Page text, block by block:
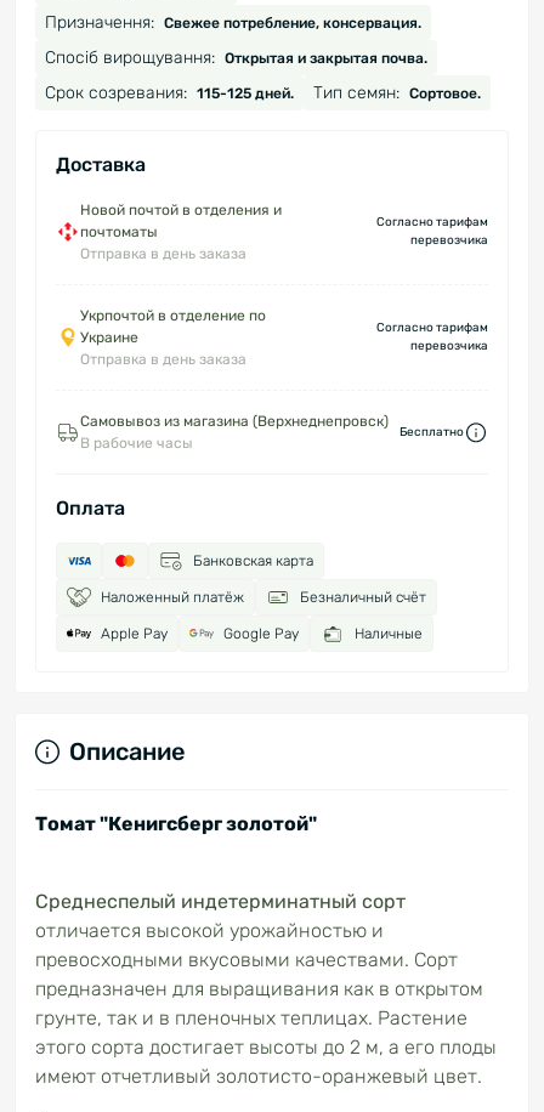
Призначення: Свежее потребление, консервация.
Спосіб вирощування: Открытая и закрытая почва.
Срок созревания: 115-125 дней. Тип семян: Сортовое.
Доставка
Новой почтой в отделения и
почтоматы
Отправка в день заказа
Согласно тарифам
перевозчика
Укрпочтой в отделение по
Украине
Отправка в день заказа
Согласно тарифам
перевозчика
Самовывоз из магазина (Верхнеднепровск)
В рабочие часы
Бесплатно
Оплата
Банковская карта
Наложенный платёж Безналичный счёт
Apple Pay Google Pay Наличные
Описание
Томат "Кенигсберг золотой"
Среднеспелый индетерминатный сорт
отличается высокой урожайностью и
превосходными вкусовыми качествами. Сорт
предназначен для выращивания как в открытом
грунте, так и в пленочных теплицах. Растение
этого сорта достигает высоты до 2 м, а его плоды
имеют отчетливый золотисто-оранжевый цвет.